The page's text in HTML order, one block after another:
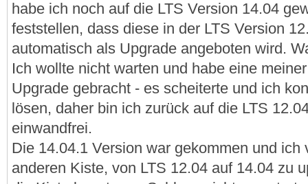
habe ich noch auf die LTS Version 14.04
feststellen, dass diese in der LTS Version
automatisch als Upgrade angeboten wird.
Ich wollte nicht warten und habe eine
Upgrade gebracht - es scheiterte und ich
lösen, daher bin ich zurück auf die LTS
einwandfrei.
Die 14.04.1 Version war gekommen und ich
anderen Kiste, von LTS 12.04 auf 14.04 zu